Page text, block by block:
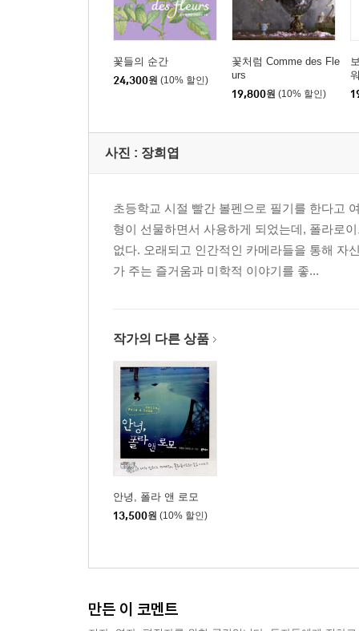
꽃들의 순간
24,300원 (10% 할인)
꽃처럼 Comme des Fle
urs
19,800원 (10% 할인)
사진 : 장희엽
초등학교 시절 빨간 볼펜으로 필기를 한다고
형이 선물하면서 사용하게 되었는데, 폴라로
없다. 오래되고 인간적인 카메라들을 통해 자
가 주는 즐거움과 미학적 이야기를 좋...
작가의 다른 상품
안녕, 폴라 앤 로모
13,500원 (10% 할인)
만든 이 코멘트